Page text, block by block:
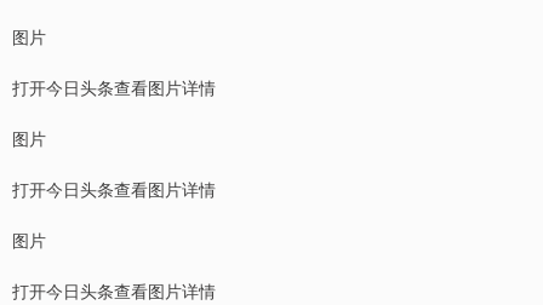
图片
打开今日头条查看图片详情
图片
打开今日头条查看图片详情
图片
打开今日头条查看图片详情